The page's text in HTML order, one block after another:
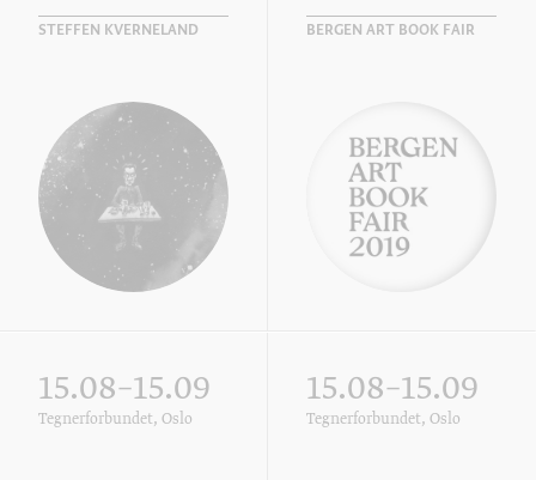
STEFFEN KVERNELAND BERGEN ART BOOK FAIR
15.08–15.09
Tegnerforbundet, Oslo
15.08–15.09
Tegnerforbundet, Oslo